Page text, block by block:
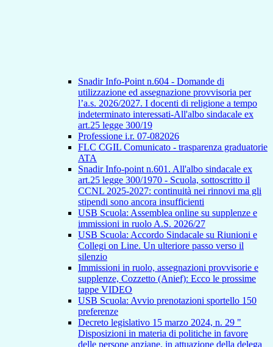
Snadir Info-Point n.604 - Domande di
utilizzazione ed assegnazione provvisoria per
l’a.s. 2026/2027. I docenti di religione a tempo
indeterminato interessati-All'albo sindacale ex
art.25 legge 300/19
Professione i.r. 07-082026
FLC CGIL Comunicato - trasparenza graduatorie
ATA
Snadir Info-point n.601. All'albo sindacale ex
art.25 legge 300/1970 - Scuola, sottoscritto il
CCNL 2025-2027: continuità nei rinnovi ma gli
stipendi sono ancora insufficienti
USB Scuola: Assemblea online su supplenze e
immissioni in ruolo A.S. 2026/27
USB Scuola: Accordo Sindacale su Riunioni e
Collegi on Line. Un ulteriore passo verso il
silenzio
Immissioni in ruolo, assegnazioni provvisorie e
supplenze, Cozzetto (Anief): Ecco le prossime
tappe VIDEO
USB Scuola: Avvio prenotazioni sportello 150
preferenze
Decreto legislativo 15 marzo 2024, n. 29 "
Disposizioni in materia di politiche in favore
delle persone anziane, in attuazione della delega